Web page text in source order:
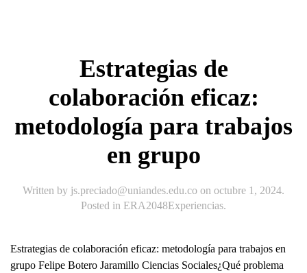
Estrategias de
colaboración eficaz:
metodología para trabajos
en grupo
Written by js.preciado@uniandes.edu.co on octubre 1, 2024.
Posted in ERA2048Experiencias.
Estrategias de colaboración eficaz: metodología para trabajos en
grupo Felipe Botero Jaramillo Ciencias Sociales¿Qué problema